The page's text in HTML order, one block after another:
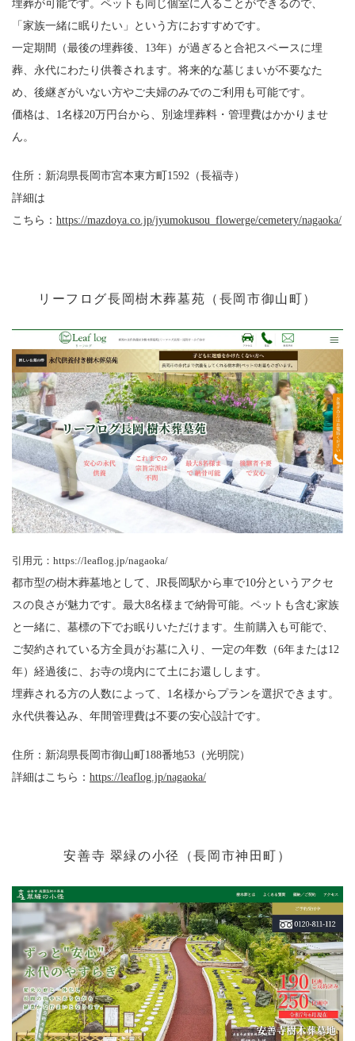
埋葬が可能です。ペットも同じ個室に入ることができるので、
「家族一緒に眠りたい」という方におすすめです。
一定期間（最後の埋葬後、13年）が過ぎると合祀スペースに埋
葬、永代にわたり供養されます。将来的な墓じまいが不要なた
め、後継ぎがいない方やご夫婦のみでのご利用も可能です。
価格は、1名様20万円台から、別途埋葬料・管理費はかかりませ
ん。
住所：新潟県長岡市宮本東方町1592（長福寺）
詳細は
こちら： https://mazdoya.co.jp/jyumokusou_flowerge/cemetery/nagaoka/
リーフログ長岡樹木葬墓苑（長岡市御山町）
引用元：https://leaflog.jp/nagaoka/
都市型の樹木葬墓地として、JR長岡駅から車で10分というアクセ
スの良さが魅力です。最大8名様まで納骨可能。ペットも含む家族
と一緒に、墓標の下でお眠りいただけます。生前購入も可能で、
ご契約されている方全員がお墓に入り、一定の年数（6年または12
年）経過後に、お寺の境内にて土にお還しします。
埋葬される方の人数によって、1名様からプランを選択できます。
永代供養込み、年間管理費は不要の安心設計です。
住所：新潟県長岡市御山町188番地53（光明院）
詳細は こちら： https://leaflog.jp/nagaoka/
安善寺 翠緑の小径（長岡市神田町）